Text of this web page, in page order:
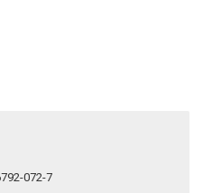
072-7